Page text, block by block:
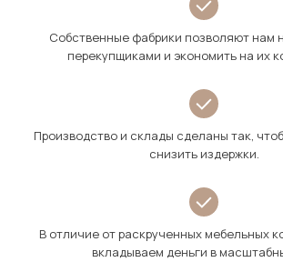
Собственные фабрики позволяют нам
перекупщиками и экономить на их
Производство и склады сделаны так,
снизить издержки.
В отличие от раскрученных мебельных
вкладываем деньги в